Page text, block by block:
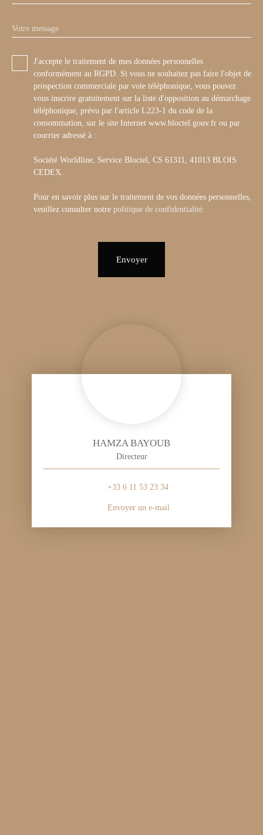
Votre message
J'accepte le traitement de mes données personnelles
conformément au RGPD. Si vous ne souhaitez pas faire l'objet de
prospection commerciale par voie téléphonique, vous pouvez
vous inscrire gratuitement sur la liste d'opposition au démarchage
téléphonique, prévu par l'article L223-1 du code de la
consommation, sur le site Internet www.bloctel.gouv.fr ou par
courrier adressé à :
Société Worldline, Service Bloctel, CS 61311, 41013 BLOIS
CEDEX.
Pour en savoir plus sur le traitement de vos données personnelles,
veuillez consulter notre politique de confidentialité
Envoyer
HAMZA BAYOUB
Directeur
+33 6 11 53 23 34
Envoyer un e-mail